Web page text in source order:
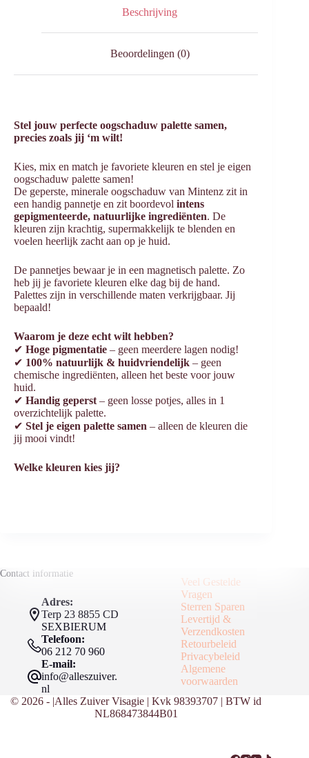
Beschrijving
Beoordelingen (0)
Stel jouw perfecte oogschaduw palette samen,
precies zoals jij ‘m wilt!
Kies, mix en match je favoriete kleuren en stel je eigen
oogschaduw palette samen!
De geperste, minerale oogschaduw van Mintenz zit in
een handig pannetje en zit boordevol intens
gepigmenteerde, natuurlijke ingrediënten. De
kleuren zijn krachtig, supermakkelijk te blenden en
voelen heerlijk zacht aan op je huid.
De pannetjes bewaar je in een magnetisch palette. Zo
heb jij je favoriete kleuren elke dag bij de hand.
Palettes zijn in verschillende maten verkrijgbaar. Jij
bepaald!
Waarom je deze echt wilt hebben?
✔ Hoge pigmentatie – geen meerdere lagen nodig!
✔ 100% natuurlijk & huidvriendelijk – geen
chemische ingrediënten, alleen het beste voor jouw
huid.
✔ Handig geperst – geen losse potjes, alles in 1
overzichtelijk palette.
✔ Stel je eigen palette samen – alleen de kleuren die
jij mooi vindt!
Welke kleuren kies jij?
Contact informatie
Adres:
Terp 23 8855 CD
SEXBIERUM
Telefoon:
06 212 70 960
E-mail:
info@alleszuiver.
nl
Veel Gestelde
Vragen
Sterren Sparen
Levertijd &
Verzendkosten
Retourbeleid
Privacybeleid
Algemene
voorwaarden
© 2026 - |Alles Zuiver Visagie | Kvk 98393707 | BTW id
NL868473844B01